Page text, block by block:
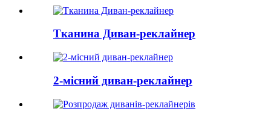
Тканина Диван-реклайнер
2-місний диван-реклайнер